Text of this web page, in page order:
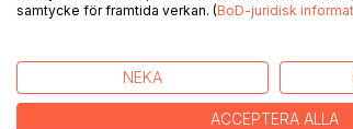
-Hur människor från hela
-Hur småtorparna och
samtycke för framtida verkan. (BoD-juridisk
NEKA
ACCEPTERA ALLA